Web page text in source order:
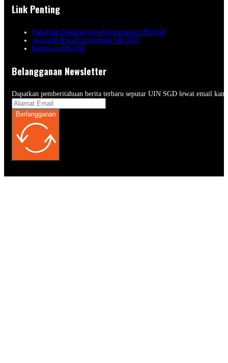
Link Penting
Fakultas Dakwah dan Komunikasi UIN SGD
Jurusan Ilmu Komunikasi UIN SGD
Kampus UIN SGD
Belangganan Newsletter
Dapatkan pemberitahuan berita terbaru seputar UIN SGD lewat email
Berlangganan